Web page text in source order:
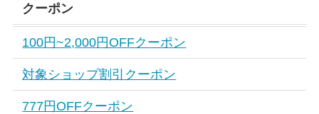
クーポン
100円~2,000円OFFクーポン
対象ショップ割引クーポン
777円OFFクーポン